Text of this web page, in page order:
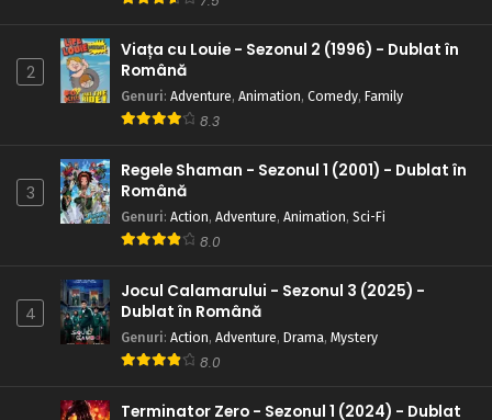
2
Viața cu Louie - Sezonul 2 (1996) - Dublat în
Română
Genuri: Adventure, Animation, Comedy, Family
8.3
3
Regele Shaman - Sezonul 1 (2001) - Dublat în
Română
Genuri: Action, Adventure, Animation, Sci-Fi
8.0
4
Jocul Calamarului - Sezonul 3 (2025) -
Dublat în Română
Genuri: Action, Adventure, Drama, Mystery
8.0
Terminator Zero - Sezonul 1 (2024) - Dublat